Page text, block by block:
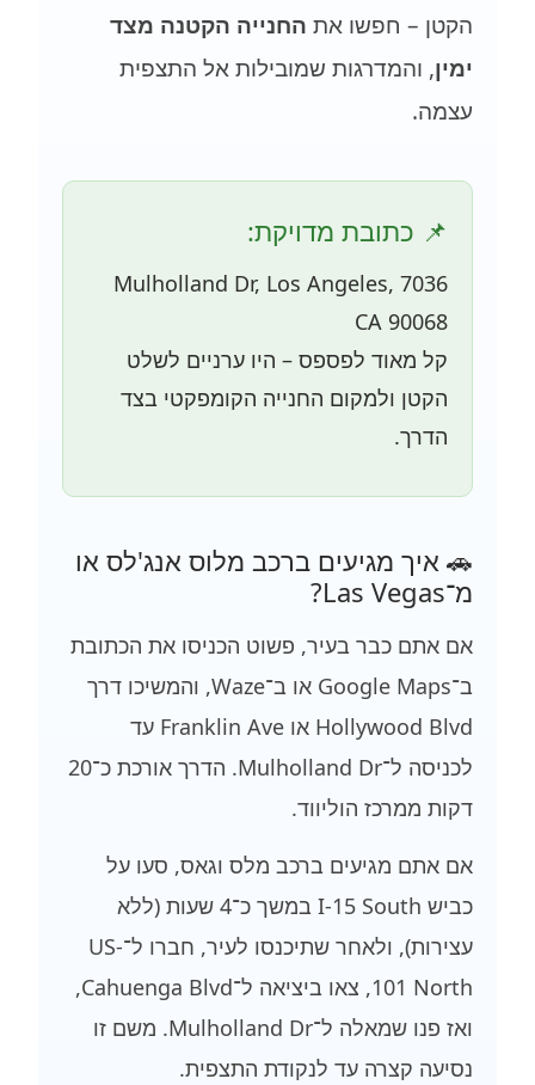
הקטן – חפשו את החנייה הקטנה מצד
ימין, והמדרגות שמובילות אל התצפית
עצמה.
📌 כתובת מדויקת:
7036 Mulholland Dr, Los Angeles,
CA 90068
קל מאוד לפספס – היו ערניים לשלט
הקטן ולמקום החנייה הקומפקטי בצד
הדרך.
🚗 איך מגיעים ברכב מלוס אנג'לס או
מ־Las Vegas?
אם אתם כבר בעיר, פשוט הכניסו את הכתובת
ב־Google Maps או ב־Waze, והמשיכו דרך
Hollywood Blvd או Franklin Ave עד
לכניסה ל־Mulholland Dr. הדרך אורכת כ־20
דקות ממרכז הוליווד.
אם אתם מגיעים ברכב מלס וגאס, סעו על
כביש I-15 South במשך כ־4 שעות (ללא
עצירות), ולאחר שתיכנסו לעיר, חברו ל־US-
101 North, צאו ביציאה ל־Cahuenga Blvd,
ואז פנו שמאלה ל־Mulholland Dr. משם זו
נסיעה קצרה עד לנקודת התצפית.